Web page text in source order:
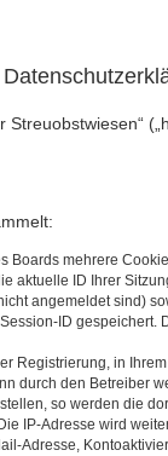
Boards mehrere
aktuelle ID Ihrer
angemeldet sind)
ID
Registrierung, in
durch den Betreiber
so werden die
IP-Adresse wird
Adresse,